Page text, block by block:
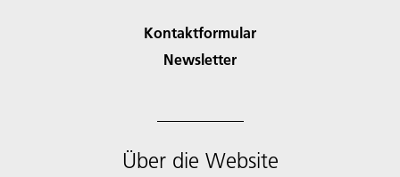
Kontaktformular
Newsletter
Über die Website